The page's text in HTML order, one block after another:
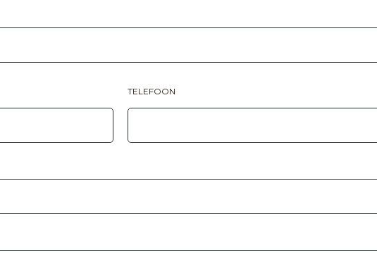
TELEFOON